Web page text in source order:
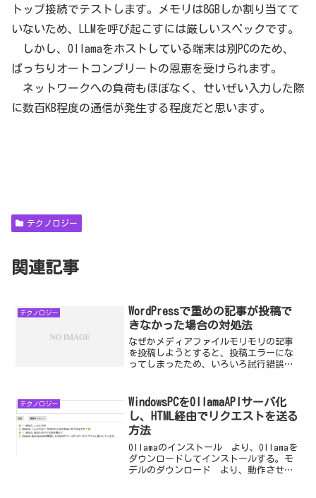
トップ接続でテストします。メモリは8GBしか割り当てて
いないため、LLMを呼び起こすには厳しいスペックです。
しかし、Ollamaをホストしている端末は別PCのため、
ばっちりオートコンプリートの恩恵を受けられます。
ネットワークへの負荷もほぼなく、せいぜい入力した際
に数百KB程度の通信が発生する程度だと思います。
テクノロジー
関連記事
テクノロジー
WordPressで重めの記事が投稿で
きなかった場合の対処法
なぜかメディアファイルモリモリの記事
を投稿しようとすると、投稿エラーにな
ってしまったため、いろいろ試行錯誤し
Synology NASMariaDB：Synology...
テクノロジー
WindowsPCをOllamaAPIサーバ化
し、HTML経由でリクエストを送る
方法
Ollamaのインストール より、Ollamaを
ダウンロードしてインストールする。モ
デルのダウンロード より、動作させた